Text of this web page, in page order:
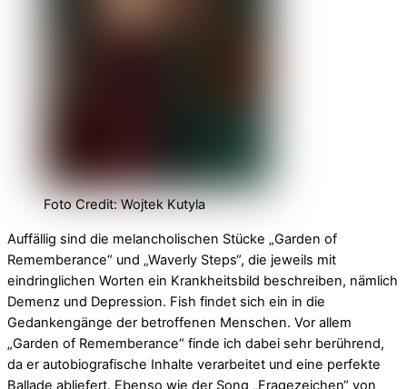
Foto Credit: Wojtek Kutyla
Auffällig sind die melancholischen Stücke „Garden of
Rememberance“ und „Waverly Steps“, die jeweils mit
eindringlichen Worten ein Krankheitsbild beschreiben, nämlich
Demenz und Depression. Fish findet sich ein in die
Gedankengänge der betroffenen Menschen. Vor allem
„Garden of Rememberance“ finde ich dabei sehr berührend,
da er autobiografische Inhalte verarbeitet und eine perfekte
Ballade abliefert. Ebenso wie der Song „Fragezeichen“ von